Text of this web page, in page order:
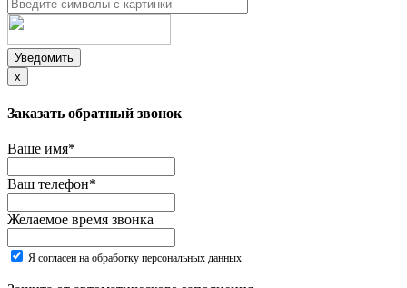
Уведомить
x
Заказать обратный звонок
Ваше имя*
Ваш телефон*
Желаемое время звонка
Я согласен на обработку персональных данных